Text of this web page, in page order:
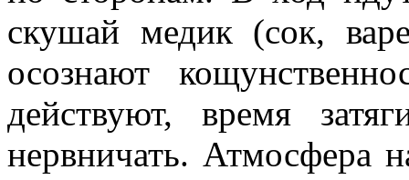
скушай медик (сок,
осознают
действуют, время
нервничать. Атмосфера